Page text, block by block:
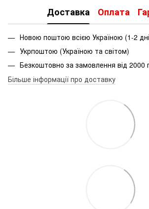
Доставка Оплата
Новою поштою всією Україною (1-2
Укрпоштою (Україною та світом)
Безкоштовно за замовлення від 2000
Більше інформації про доставку